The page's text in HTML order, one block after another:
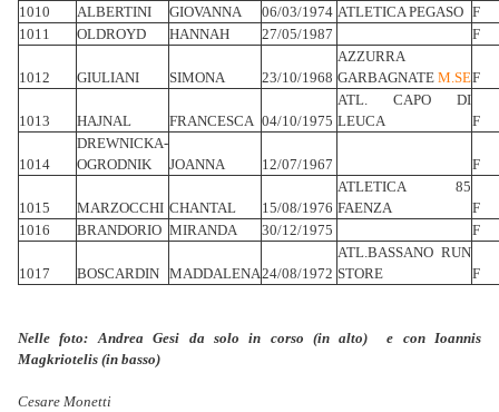
1010
ALBERTINI GIOVANNA 06/03/1974 ATLETICA PEGASO F
1011
OLDROYD HANNAH 27/05/1987 F
1012 GIULIANI SIMONA 23/10/1968
AZZURRA
GARBAGNATE M.SEF
1013 HAJNAL FRANCESCA 04/10/1975
ATL. CAPO DI
LEUCA
F
1014
DREWNICKA-
OGRODNIK
JOANNA 12/07/1967 F
1015 MARZOCCHI CHANTAL 15/08/1976
ATLETICA 85
FAENZA
F
1016
BRANDORIO MIRANDA 30/12/1975 F
1017 BOSCARDIN MADDALENA24/08/1972
ATL.BASSANO RUN
STORE
F
Nelle foto: Andrea Gesi da solo in corso (in alto) e con Ioannis
Magkriotelis (in basso)
Cesare Monetti